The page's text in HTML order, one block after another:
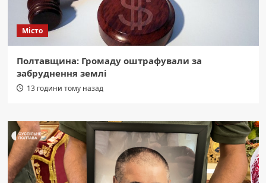
Місто
Полтавщина: Громаду оштрафували за
забруднення землі
13 години тому назад